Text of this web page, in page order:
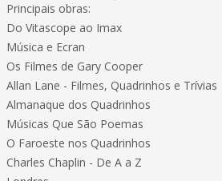
Principais obras:
Do Vitascope ao Imax
Música e Ecran
Os Filmes de Gary Cooper
Allan Lane - Filmes, Quadrinhos e Trívias
Almanaque dos Quadrinhos
Músicas Que São Poemas
O Faroeste nos Quadrinhos
Charles Chaplin - De A a Z